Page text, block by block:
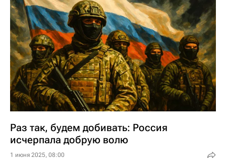
Раз так, будем добивать: Россия
исчерпала добрую волю
1 июня 2025, 08:00